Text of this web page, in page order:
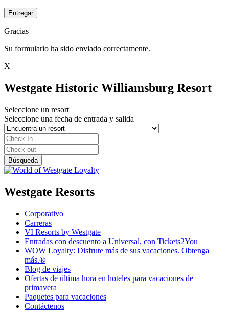
Entregar
Gracias
Su formulario ha sido enviado correctamente.
X
Westgate Historic Williamsburg Resort
Seleccione un resort
Seleccione una fecha de entrada y salida
Westgate Resorts
Corporativo
Carreras
VI Resorts by Westgate
Entradas con descuento a Universal, con Tickets2You
WOW Loyalty: Disfrute más de sus vacaciones. Obtenga
más.®
Blog de viajes
Ofertas de última hora en hoteles para vacaciones de
primavera
Paquetes para vacaciones
Contáctenos